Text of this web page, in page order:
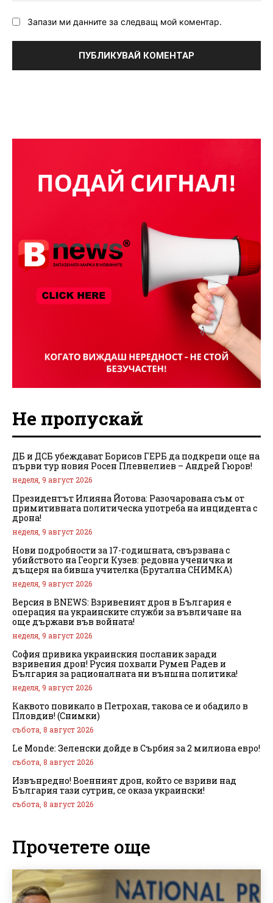
Запази ми данните за следващ мой коментар.
Не пропускай
ДБ и ДСБ убеждават Борисов ГЕРБ да подкрепи още на
първи тур новия Росен Плевнелиев – Андрей Гюров!
неделя, 9 август 2026
Президентът Илияна Йотова: Разочарована съм от
примитивната политическа употреба на инцидента с
дрона!
неделя, 9 август 2026
Нови подробности за 17-годишната, свързвана с
убийството на Георги Кузев: редовна ученичка и
дъщеря на бивша учителка (Брутална СНИМКА)
неделя, 9 август 2026
Версия в BNEWS: Взривеният дрон в България е
операция на украинските служби за въвличане на
още държави във войната!
неделя, 9 август 2026
София привика украинския посланик заради
взривения дрон! Русия похвали Румен Радев и
България за рационалната ни външна политика!
неделя, 9 август 2026
Каквото повикало в Петрохан, такова се и обадило в
Пловдив! (Снимки)
събота, 8 август 2026
Le Monde: Зеленски дойде в Сърбия за 2 милиона евро!
събота, 8 август 2026
Извънредно! Военният дрон, който се взриви над
България тази сутрин, се оказа украински!
събота, 8 август 2026
Прочетете още